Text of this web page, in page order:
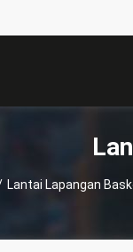
Lantai Lapangan